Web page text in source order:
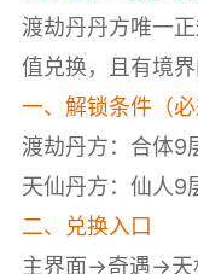
渡劫丹丹方唯一
值兑换，且有境
一、解锁条件（必
渡劫丹方：合体9
天仙丹方：仙人9
二、兑换入口
主界面→奇遇→天